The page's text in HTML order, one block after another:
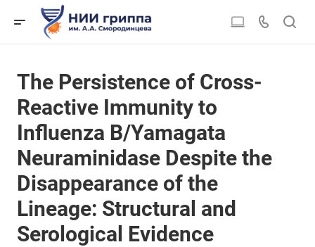
The Persistence of Cross-
Reactive Immunity to
Influenza B/Yamagata
Neuraminidase Despite the
Disappearance of the
Lineage: Structural and
Serological Evidence